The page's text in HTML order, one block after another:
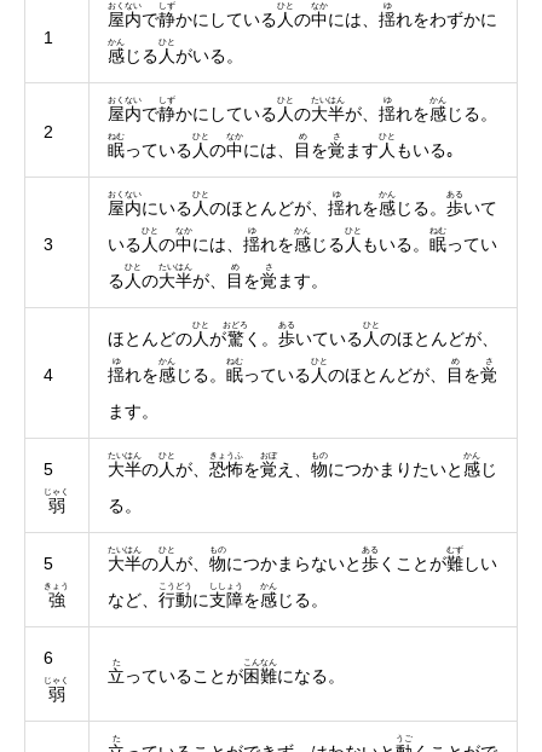
1
屋内
おくない
で静
しず
かにしている人
ひと
の中
なか
には、 揺
ゆ
れをわずかに
感
かん
じる人
ひと
がいる。
2
屋内
おくない
で静
しず
かにしている人
ひと
の大半
たいはん
が、 揺
ゆ
れを感
かん
じる。
眠
ねむ
っている人
ひと
の中
なか
には、 目
め
を覚
さ
ます人
ひと
もいる｡
3
屋内
おくない
にいる人
ひと
のほとんどが、 揺
ゆ
れを感
かん
じる。 歩
ある
いて
いる人
ひと
の中
なか
には、 揺
ゆ
れを感
かん
じる人
ひと
もいる。 眠
ねむ
ってい
る人
ひと
の大半
たいはん
が、 目
め
を覚
さ
ます。
4
ほとんどの人
ひと
が驚
おどろ
く。 歩
ある
いている人
ひと
のほとんどが、
揺
ゆ
れを感
かん
じる。 眠
ねむ
っている人
ひと
のほとんどが、 目
め
を覚
さ
ます。
5
弱
じゃく
大半
たいはん
の人
ひと
が、 恐怖
きょうふ
を覚
おぼ
え、 物
もの
につかまりたいと感
かん
じ
る。
5
強
きょう
大半
たいはん
の人
ひと
が、 物
もの
につかまらないと歩
ある
くことが難
むず
しい
など、 行動
こうどう
に支障
ししょう
を感
かん
じる。
6
弱
じゃく 立
た
っていることが困難
こんなん
になる。
た うご